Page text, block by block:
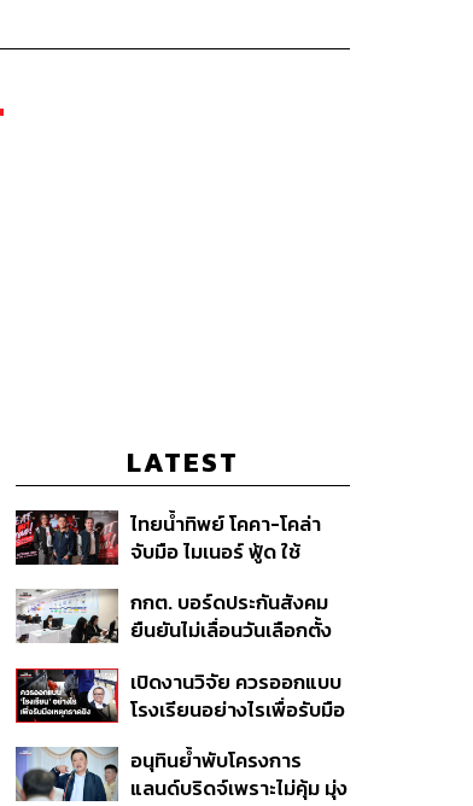
LATEST
ไทยน้ำทิพย์ โคคา-โคล่า
จับมือ ไมเนอร์ ฟู้ด ใช้
พัน Music Marketing ใน
ปีที่ธุรกิจร้านอาหารโต
กกต. บอร์ดประกันสังคม
ยืนยันไม่เลื่อนวันเลือกตั้ง
ตามคำสั่งทุเลาของศาล
เปิดงานวิจัย ควรออกแบบ
โรงเรียนอย่างไรเพื่อรับมือ
อนุทินย้ำพับโครงการ
แลนด์บริดจ์เพราะไม่คุ้ม มุ่ง